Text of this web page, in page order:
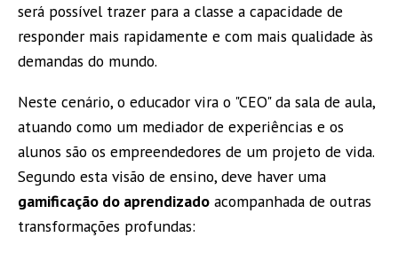
será possível trazer para a classe a capacidade de
responder mais rapidamente e com mais qualidade às
demandas do mundo.
Neste cenário, o educador vira o "CEO" da sala de aula,
atuando como um mediador de experiências e os
alunos são os empreendedores de um projeto de vida.
Segundo esta visão de ensino, deve haver uma
gamificação do aprendizado acompanhada de outras
transformações profundas: